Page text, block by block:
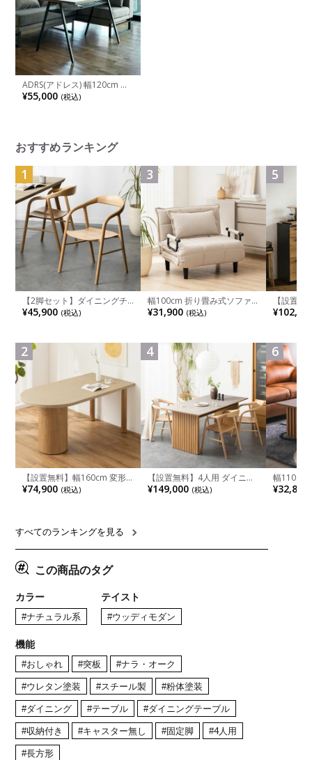
ADRS(アドレス) 幅120cm リ
ビングダイニングテーブル ト
ロン リビングダイニング ダ
¥55,000 (税込)
おすすめランキング
1
【2脚セット】ダイニングチ
ェア 木製 LUGA 肘付き チェ
ア 天然木 リビング椅子 板座
ュラル ブラウン 完成品
¥45,900 (税込)
2
【設置無料】幅160cm 変形
半円 ダイニングテーブル モ
ルタル風 LENAS コンクリー
リア風 グレージュ
¥74,900 (税込)
3
幅100cm 折り畳み式ソファ
ベッド コンパクト リクライ
ニング カウチスタイル 省ス
¥31,900 (税込)
4
【設置無料】4人用 ダイニン
グテーブルセット 5点 LUGA
セラミックテーブル おしゃれ
¥149,000 (税込)
5
【設置
チンカウ
板 引き出
れ ウッデ
ル グレー
6
幅110cm
木目調 リ
付き 長方
¥32,800
すべてのランキングを見る
この商品のタグ
カラー
#ナチュラル系
テイスト
#ウッディモダン
機能
#おしゃれ #突板 #ナラ・オーク
#ウレタン塗装 #スチール製 #粉体塗装
#ダイニング #テーブル #ダイニングテーブル
#収納付き #キャスター無し #固定脚 #4人用
#長方形